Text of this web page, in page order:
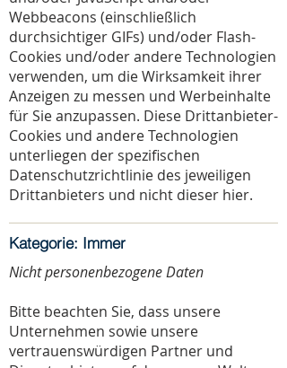
Webbeacons (einschließlich
durchsichtiger GIFs) und/oder Flash-
Cookies und/oder andere Technologien
verwenden, um die Wirksamkeit ihrer
Anzeigen zu messen und Werbeinhalte
für Sie anzupassen. Diese Drittanbieter-
Cookies und andere Technologien
unterliegen der spezifischen
Datenschutzrichtlinie des jeweiligen
Drittanbieters und nicht dieser hier.
Kategorie: Immer
Nicht personenbezogene Daten
Bitte beachten Sie, dass unsere
Unternehmen sowie unsere
vertrauenswürdigen Partner und